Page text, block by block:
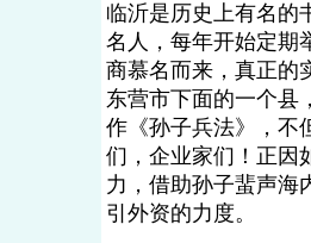
临沂是历史上有名的
名人，每年开始定期
商慕名而来，真正的
东营市下面的一个
作《孙子兵法》，不
们，企业家们！正因
力，借助孙子蜚声海
引外资的力度。